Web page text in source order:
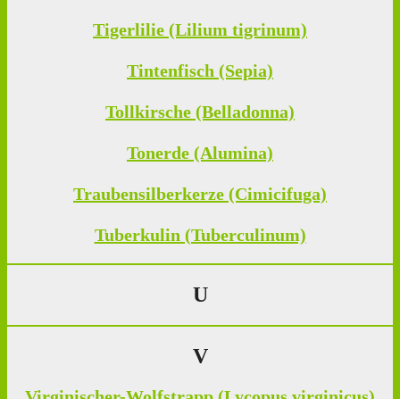
Tigerlilie (Lilium tigrinum)
Tintenfisch (Sepia)
Tollkirsche (Belladonna)
Tonerde (Alumina)
Traubensilberkerze (Cimicifuga)
Tuberkulin (Tuberculinum)
U
V